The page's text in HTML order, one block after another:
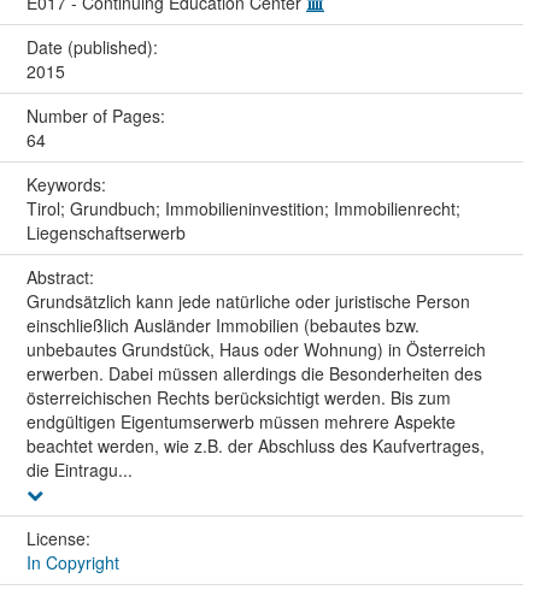
Date (published):
2015
Number of Pages:
64
Keywords:
Tirol; Grundbuch; Immobilieninvestition; Immobilienrecht;
Liegenschaftserwerb
Abstract:
Grundsätzlich kann jede natürliche oder juristische Person
einschließlich Ausländer Immobilien (bebautes bzw.
unbebautes Grundstück, Haus oder Wohnung) in Österreich
erwerben. Dabei müssen allerdings die Besonderheiten des
österreichischen Rechts berücksichtigt werden. Bis zum
endgültigen Eigentumserwerb müssen mehrere Aspekte
beachtet werden, wie z.B. der Abschluss des Kaufvertrages,
die Eintragu...
License:
In Copyright